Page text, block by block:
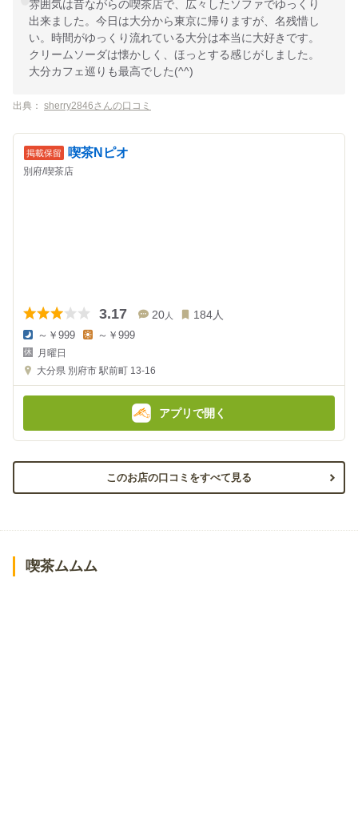
雰囲気は昔ながらの喫茶店で、広々したソファでゆっくり
出来ました。今日は大分から東京に帰りますが、名残惜し
い。時間がゆっくり流れている大分は本当に大好きです。
クリームソーダは懐かしく、ほっとする感じがしました。
大分カフェ巡りも最高でした(^^)
出典： sherry2846さんの口コミ
喫茶Nピオ
別府/喫茶店
3.17 20人 184人
夜
の
金
～￥999
金
額
～￥999
月曜日
大分県 別府市 駅前町 13-16
アプリで開く
このお店の口コミをすべて見る
喫茶ムムム